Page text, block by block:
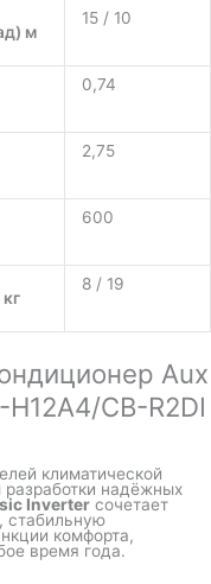
м
15 / 10
0,74
2,75
600
8 / 19
Aux
СB-R2DI
климатической
надёжных
Inverter сочетает
стабильную
комфорта,
время года.